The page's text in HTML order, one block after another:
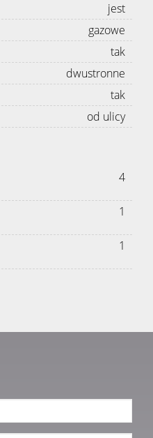
jest
gazowe
tak
dwustronne
tak
od ulicy
4
1
1